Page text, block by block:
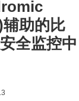
助的比
全监控中